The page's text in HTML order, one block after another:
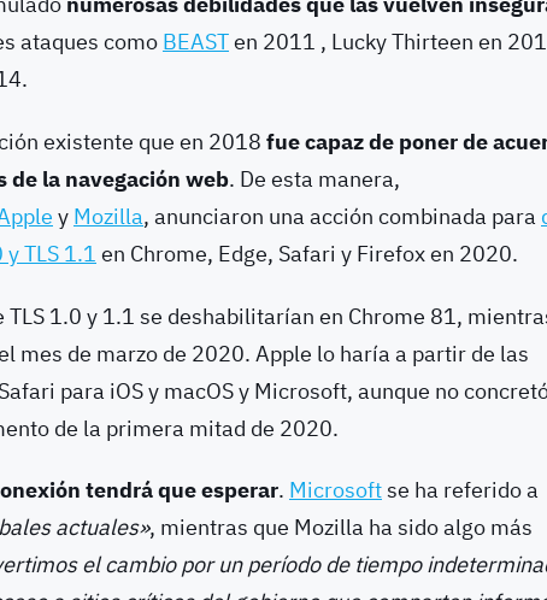
ataques como BEASTen 2011 , Lucky Thirteen en
existente que en 2018 fue capaz de poner de
de la navegación web. De esta manera,
y Mozilla, anunciaron una acción combinada para
TLS 1.1 en Chrome, Edge, Safari y Firefox en 2020.
TLS 1.0 y 1.1 se deshabilitarían en Chrome 81,
mes de marzo de 2020. Apple lo haría a partir de las
para iOS y macOS y Microsoft, aunque no
de la primera mitad de 2020.
tendrá que esperar. Microsoftse ha referido a
actuales», mientras que Mozilla ha sido algo más
el cambio por un período de tiempo